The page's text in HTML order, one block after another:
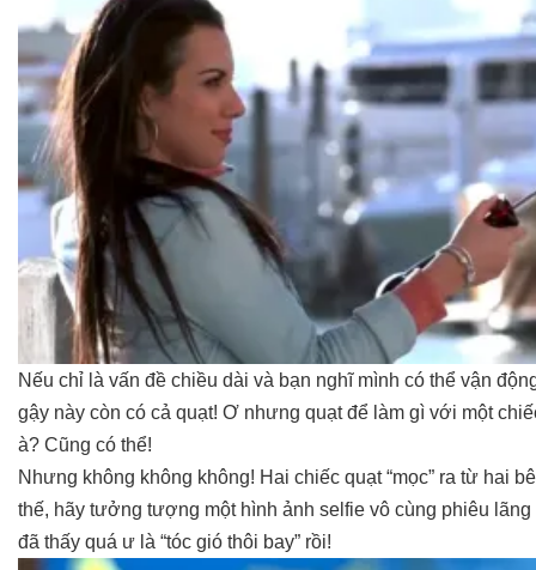
Nếu chỉ là vấn đề chiều dài và bạn nghĩ mình có thể vận
gậy này còn có cả quạt! Ơ nhưng quạt để làm gì với một
à? Cũng có thể!
Nhưng không không không! Hai chiếc quạt “mọc” ra từ hai
thế, hãy tưởng tượng một hình ảnh selfie vô cùng phiêu
đã thấy quá ư là “tóc gió thôi bay” rồi!